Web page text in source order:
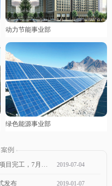
动力节能事业部
绿色能源事业部
2019-07-04
发布 2019-01-07